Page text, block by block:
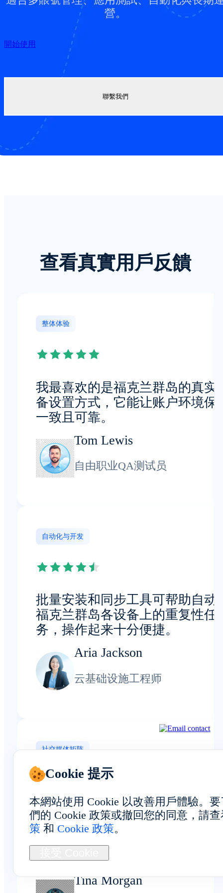
營。
開始使用
聯繫我們
查看真實用戶反饋
整体体验
我最喜欢的是福克兰群岛的真实
备设置方式，它能让账户环境保
一致且可靠。
Tom Lewis
自由职业QA测试员
自动化与开发
批量安装和同步工具可帮助自动
福克兰群岛各设备上的重复性任
务，操作起来十分便捷。
Aria Jackson
云基础设施工程师
社交媒体矩阵
使用位于福克兰群岛的设备有助
让营销活动在社交平台和市场上
得更具本地化特色，从而提升转
率的稳定性。
Tina Morgan
Cookie 提示
本網站使用 Cookie 以改善用戶體驗。
們的 Cookie 政策或撤回您的同意，請
策 和 Cookie 政策。